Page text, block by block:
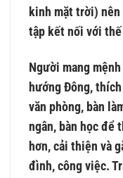
kinh mặt trời)
tập kết nối với
Người mang
hướng Đông,
văn phòng, bàn
ngân, bàn học để
hơn, cải thiện và
đình, công việc.